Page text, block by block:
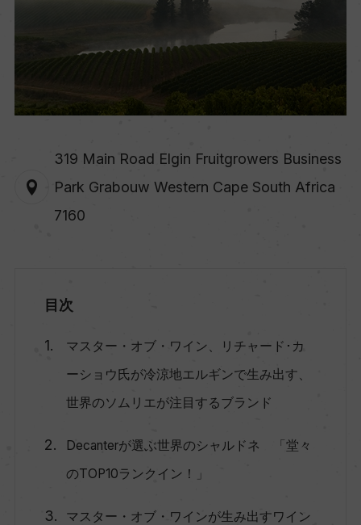
319 Main Road Elgin Fruitgrowers Business
Park Grabouw Western Cape South Africa
7160
目次
マスター・オブ・ワイン、リチャード･カ
ーショウ氏が冷涼地エルギンで生み出す、
世界のソムリエが注目するブランド
Decanterが選ぶ世界のシャルドネ 「堂々
のTOP10ランクイン！」
マスター・オブ・ワインが生み出すワイン